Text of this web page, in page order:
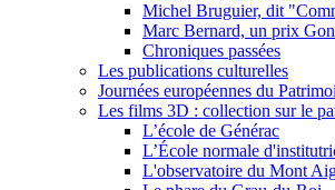
Michel Bruguier, dit
Marc Bernard, un prix
Chroniques passées
Les publications culturelles
Journées européennes du
Les films 3D : collection sur le
L’école de Générac
L’École normale
L'observatoire du Mont